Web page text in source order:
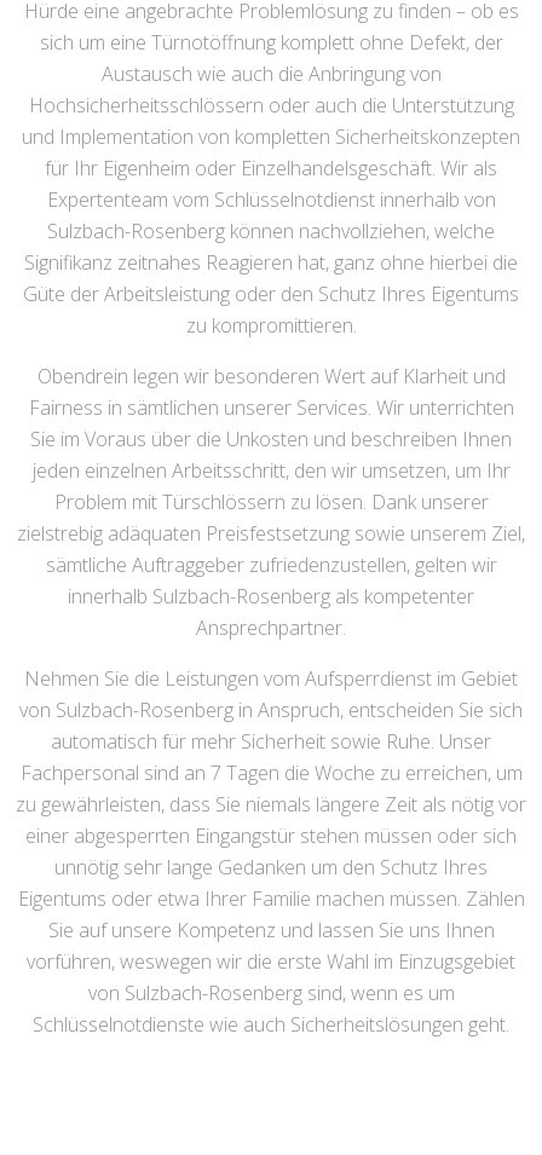
Hürde eine angebrachte Problemlösung zu finden – ob es
sich um eine Türnotöffnung komplett ohne Defekt, der
Austausch wie auch die Anbringung von
Hochsicherheitsschlössern oder auch die Unterstützung
und Implementation von kompletten Sicherheitskonzepten
für Ihr Eigenheim oder Einzelhandelsgeschäft. Wir als
Expertenteam vom Schlüsselnotdienst innerhalb von
Sulzbach-Rosenberg können nachvollziehen, welche
Signifikanz zeitnahes Reagieren hat, ganz ohne hierbei die
Güte der Arbeitsleistung oder den Schutz Ihres Eigentums
zu kompromittieren.
Obendrein legen wir besonderen Wert auf Klarheit und
Fairness in sämtlichen unserer Services. Wir unterrichten
Sie im Voraus über die Unkosten und beschreiben Ihnen
jeden einzelnen Arbeitsschritt, den wir umsetzen, um Ihr
Problem mit Türschlössern zu lösen. Dank unserer
zielstrebig adäquaten Preisfestsetzung sowie unserem Ziel,
sämtliche Auftraggeber zufriedenzustellen, gelten wir
innerhalb Sulzbach-Rosenberg als kompetenter
Ansprechpartner.
Nehmen Sie die Leistungen vom Aufsperrdienst im Gebiet
von Sulzbach-Rosenberg in Anspruch, entscheiden Sie sich
automatisch für mehr Sicherheit sowie Ruhe. Unser
Fachpersonal sind an 7 Tagen die Woche zu erreichen, um
zu gewährleisten, dass Sie niemals längere Zeit als nötig vor
einer abgesperrten Eingangstür stehen müssen oder sich
unnötig sehr lange Gedanken um den Schutz Ihres
Eigentums oder etwa Ihrer Familie machen müssen. Zählen
Sie auf unsere Kompetenz und lassen Sie uns Ihnen
vorführen, weswegen wir die erste Wahl im Einzugsgebiet
von Sulzbach-Rosenberg sind, wenn es um
Schlüsselnotdienste wie auch Sicherheitslösungen geht.